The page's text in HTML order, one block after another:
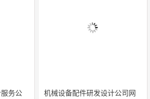
务公
机械设备配件研发设计公司网